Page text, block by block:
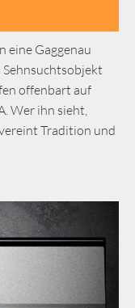
eine Gaggenau
offenbart auf
Wer ihn sieht,
Tradition und